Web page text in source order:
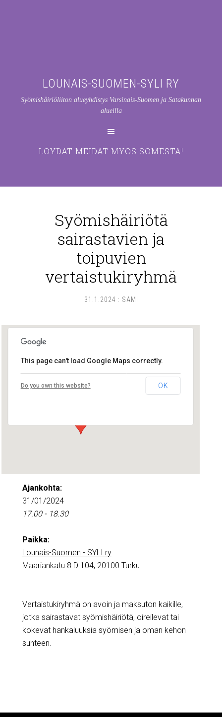
LOUNAIS-SUOMEN-SYLI RY
Syömishäiriöliiton alueyhdistys Varsinais-Suomen ja Satakunnan
alueilla
LÖYDÄT MEIDÄT MYÖS SOMESTA!
Syömishäiriötä
sairastavien ja
toipuvien
vertaistukiryhmä
31.1.2024 : SAMI
Lounais-Suomen – SYLI ry
Maariankatu 8 D 104 - Turku
This page can't load Google Maps correctly.
Do you own this website? OK
Ajankohta:
31/01/2024
17.00 - 18.30
Paikka:
Lounais-Suomen - SYLI ry
Maariankatu 8 D 104, 20100 Turku
Vertaistukiryhmä on avoin ja maksuton kaikille,
jotka sairastavat syömishäiriötä, oireilevat tai
kokevat hankaluuksia syömisen ja oman kehon
suhteen.